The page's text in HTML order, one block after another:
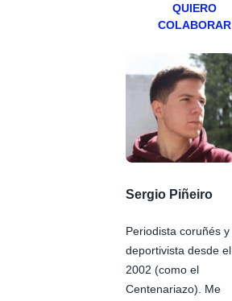
QUIERO
COLABORAR
Sergio Piñeiro
Periodista coruñés y
deportivista desde el
2002 (como el
Centenariazo). Me